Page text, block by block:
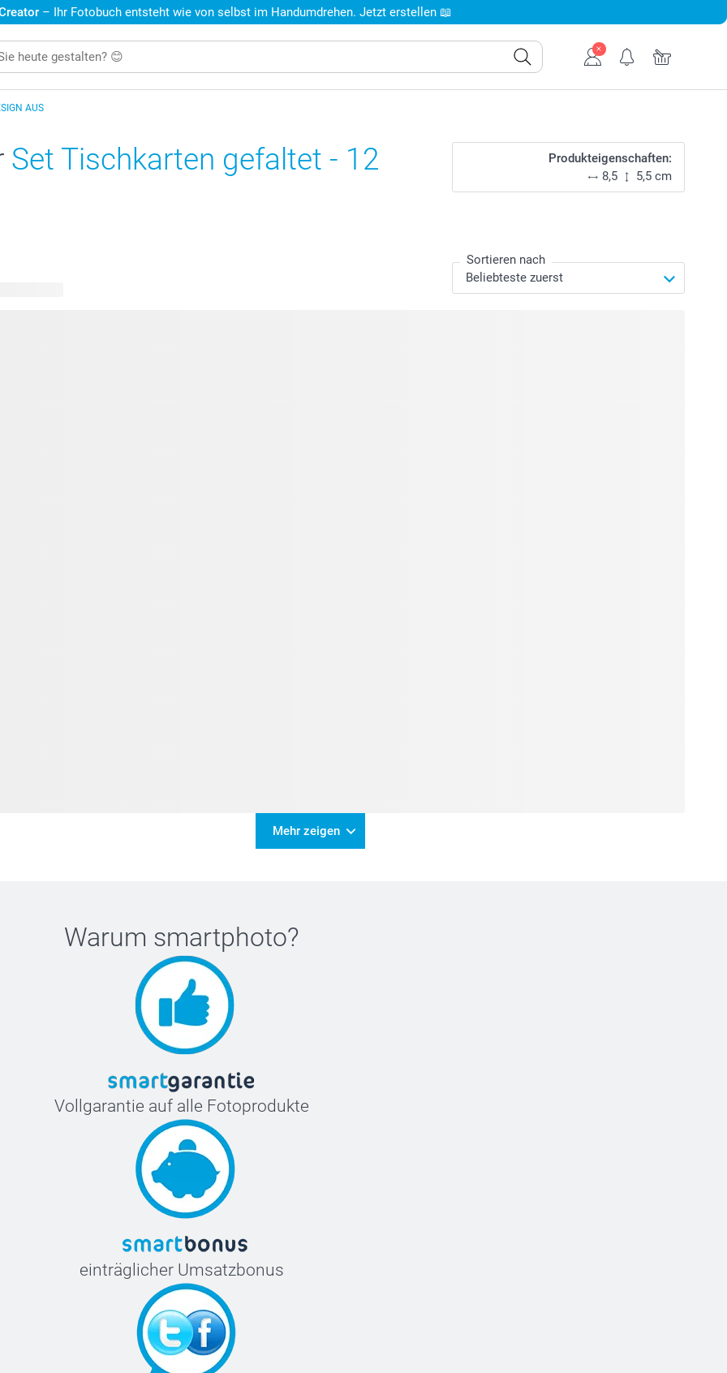
– Ihr Fotobuch entsteht wie von selbst im Handumdrehen. Jetzt erstellen 📖
AUS
Set Tischkarten gefaltet - 12
Produkteigenschaften:
8,5
5,5 cm
Sortieren nach
Mehr zeigen
Warum smartphoto?
Vollgarantie auf alle Fotoprodukte
einträglicher Umsatzbonus